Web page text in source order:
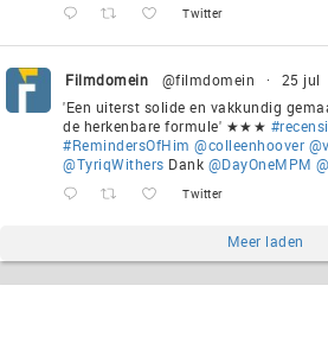
Twitter
Filmdomein @filmdomein ·
25 jul
'Een uiterst solide en vakkundig
de herkenbare formule' ★★★
#RemindersOfHim @colleenhoover
@TyriqWithers Dank @DayOneMPM
Twitter
Meer laden